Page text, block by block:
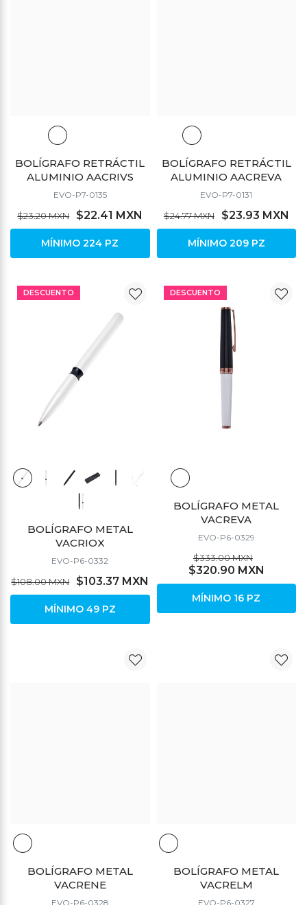
BOLÍGRAFO RETRÁCTIL
ALUMINIO AACRIVS
EVO-P7-0135
$23.20 MXN $22.41 MXN
MÍNIMO 224 PZ
BOLÍGRAFO RETRÁCTIL
ALUMINIO AACREVA
EVO-P7-0131
$24.77 MXN $23.93 MXN
MÍNIMO 209 PZ
DESCUENTO
BOLÍGRAFO METAL
VACRIOX
EVO-P6-0332
$108.00 MXN $103.37 MXN
MÍNIMO 49 PZ
DESCUENTO
BOLÍGRAFO METAL
VACREVA
EVO-P6-0329
$333.00 MXN
$320.90 MXN
MÍNIMO 16 PZ
BOLÍGRAFO METAL
VACRENE
EVO-P6-0328
BOLÍGRAFO METAL
VACRELM
EVO-P6-0327